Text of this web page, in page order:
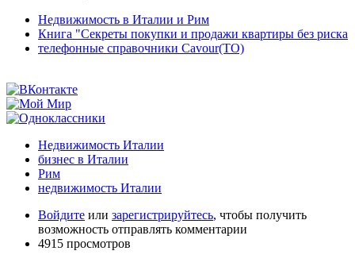
Недвижимость в Италии и Рим
Книга "Секреты покупки и продажи квартиры без риска
телефонные справочники Cavour(TO)
Недвижимость Италии
бизнес в Италии
Рим
недвижимость Италии
Войдите или зарегистрируйтесь, чтобы получить
возможность отправлять комментарии
4915 просмотров